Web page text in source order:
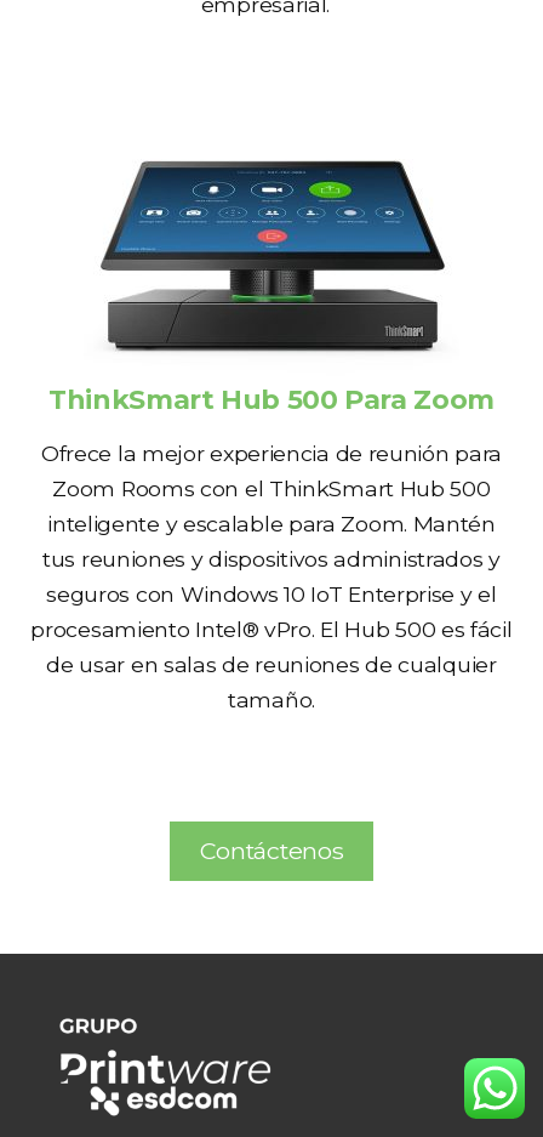
ThinkSmart Hub 500 Para Zoom
Ofrece la mejor experiencia de reunión para
Zoom Rooms con el ThinkSmart Hub 500
inteligente y escalable para Zoom. Mantén
tus reuniones y dispositivos administrados y
seguros con Windows 10 IoT Enterprise y el
procesamiento Intel® vPro. El Hub 500 es fácil
de usar en salas de reuniones de cualquier
tamaño.
Contáctenos